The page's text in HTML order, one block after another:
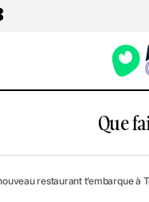
Que
des meilleurs
restaurant t’embarque à